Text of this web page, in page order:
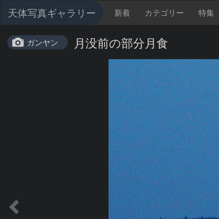
天体写真ギャラリー 新着 カテゴリー 特集
ガンヤン 月没前の部分月食